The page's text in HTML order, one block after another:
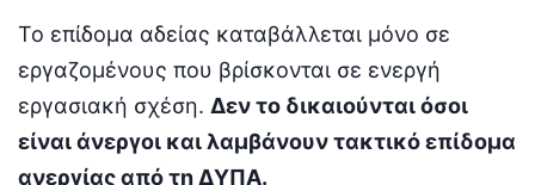
Το επίδομα αδείας καταβάλλεται μόνο σε
εργαζομένους που βρίσκονται σε ενεργή
εργασιακή σχέση. Δεν το δικαιούνται όσοι
είναι άνεργοι και λαμβάνουν τακτικό επίδομα
ανεργίας από τη ΔΥΠΑ.